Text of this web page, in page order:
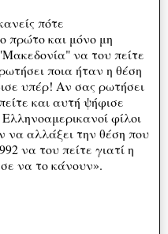
πότε
πρώτο και μόνο μη
να του πείτε
ποια ήταν η θέση
υπέρ! Αν σας ρωτήσει
και αυτή ψήφισε
φίλοι
να αλλάξει την θέση που
να του πείτε γιατί η
να το κάνουν».